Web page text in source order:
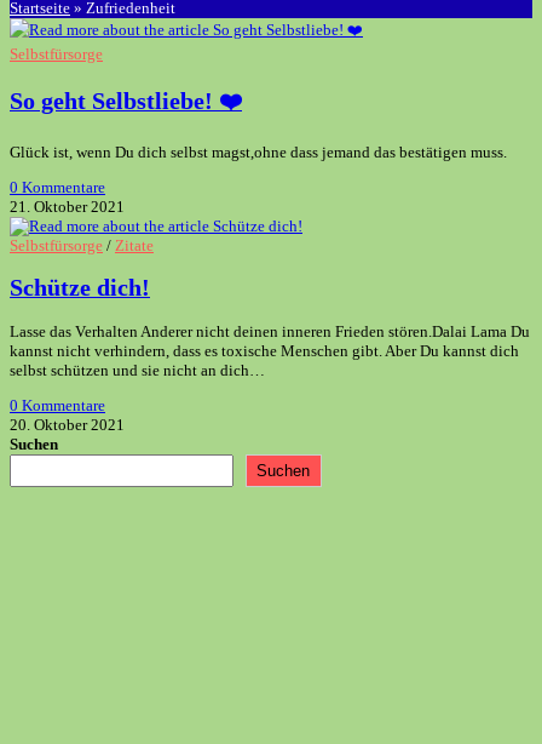
Startseite » Zufriedenheit
Selbstfürsorge
So geht Selbstliebe! ❤️
Glück ist, wenn Du dich selbst magst,ohne dass jemand das bestätigen muss.
0 Kommentare
21. Oktober 2021
Selbstfürsorge / Zitate
Schütze dich!
Lasse das Verhalten Anderer nicht deinen inneren Frieden stören.Dalai Lama Du
kannst nicht verhindern, dass es toxische Menschen gibt. Aber Du kannst dich
selbst schützen und sie nicht an dich…
0 Kommentare
20. Oktober 2021
Suchen
Suchen